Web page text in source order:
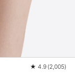
★ 4.9 (2,005)